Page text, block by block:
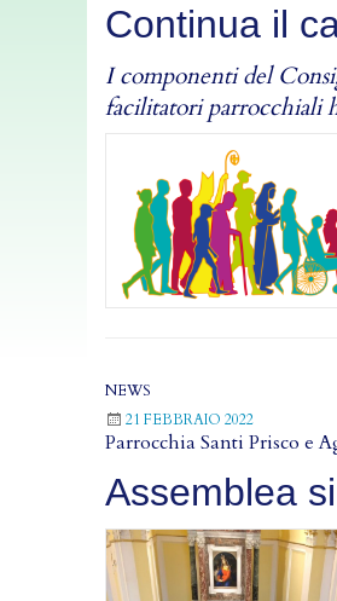
Continua il
I componenti del
facilitatori parrocchiali
NEWS
21 FEBBRAIO 2022
Parrocchia Santi Prisco e
Assemblea